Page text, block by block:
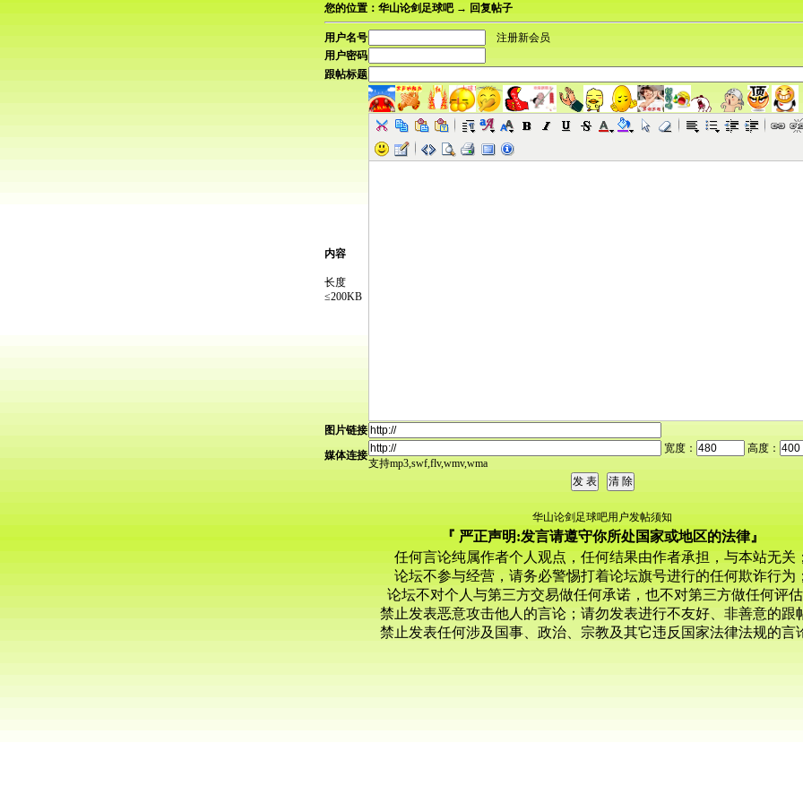
您的位置：华山论剑足球吧 → 回复帖子
用户名号
注册新会员
用户密码
跟帖标题
内容
长度
≤200KB
图片链接
媒体连接
宽度：
高度：
支持mp3,swf,flv,wmv,wma
华山论剑足球吧用户发帖须知
『 严正声明:发言请遵守你所处国家或地区的法律』
任何言论纯属作者个人观点，任何结果由作者承担，与本站无关；
论坛不参与经营，请务必警惕打着论坛旗号进行的任何欺诈行为；
论坛不对个人与第三方交易做任何承诺，也不对第三方做任何评估
禁止发表恶意攻击他人的言论；请勿发表进行不友好、非善意的跟
禁止发表任何涉及国事、政治、宗教及其它违反国家法律法规的言